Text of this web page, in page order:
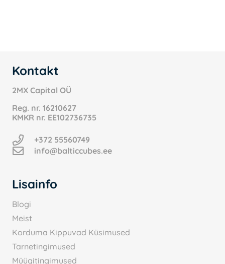
Kontakt
2MX Capital OÜ
Reg. nr. 16210627
KMKR nr. EE102736735
+372 55560749
info@balticcubes.ee
Lisainfo
Blogi
Meist
Korduma Kippuvad Küsimused
Tarnetingimused
Müügitingimused